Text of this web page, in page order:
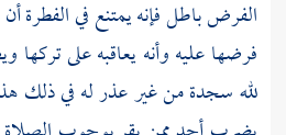
الفرض باطل فإنه يمتنع في الفطرة
فرضها عليه وأنه يعاقبه على
لله سجدة من غير عذر له في ذلك